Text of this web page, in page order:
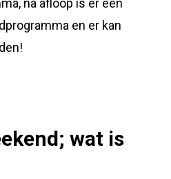
na afloop is er een
en er kan
wat is